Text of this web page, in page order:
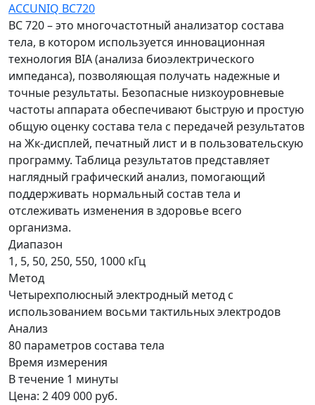
ACCUNIQ BC720
BC 720 – это многочастотный анализатор состава
тела, в котором используется инновационная
технология BIA (анализа биоэлектрического
импеданса), позволяющая получать надежные и
точные результаты. Безопасные низкоуровневые
частоты аппарата обеспечивают быструю и простую
общую оценку состава тела с передачей результатов
на Жк-дисплей, печатный лист и в пользовательскую
программу. Таблица результатов представляет
наглядный графический анализ, помогающий
поддерживать нормальный состав тела и
отслеживать изменения в здоровье всего
организма.
Диапазон
1, 5, 50, 250, 550, 1000 кГц
Метод
Четырехполюсный электродный метод с
использованием восьми тактильных электродов
Анализ
80 параметров состава тела
Время измерения
В течение 1 минуты
Цена: 2 409 000 руб.